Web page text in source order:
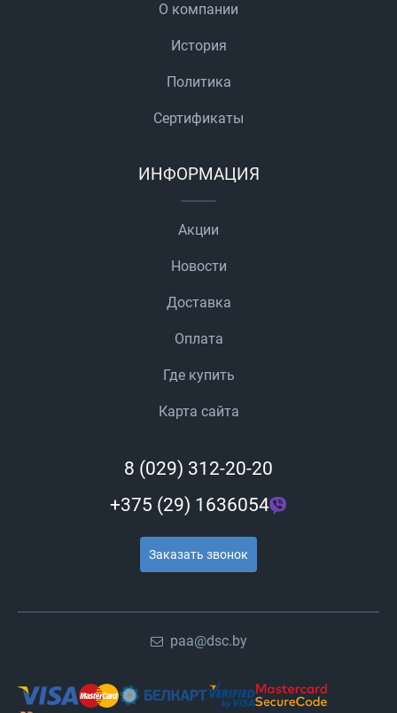
О компании
История
Политика
Сертификаты
ИНФОРМАЦИЯ
Акции
Новости
Доставка
Оплата
Где купить
Карта сайта
8 (029) 312-20-20
+375 (29) 1636054
Заказать звонок
paa@dsc.by